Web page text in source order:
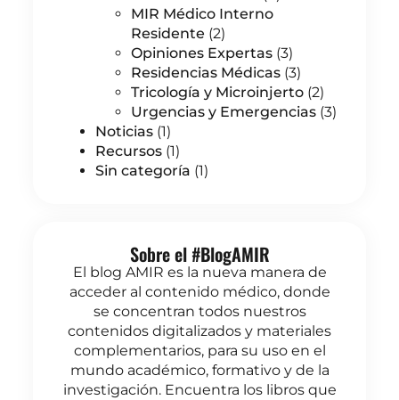
MIR Médico Interno
Residente (2)
Opiniones Expertas(3)
Residencias Médicas(3)
Tricología y Microinjerto(2)
Urgencias y Emergencias(3)
Noticias(1)
Recursos(1)
Sin categoría (1)
Sobre el #BlogAMIR
El blog AMIR es la nueva manera de
acceder al contenido médico, donde
se concentran todos nuestros
contenidos digitalizados y materiales
complementarios, para su uso en el
mundo académico, formativo y de la
investigación. Encuentra los libros que